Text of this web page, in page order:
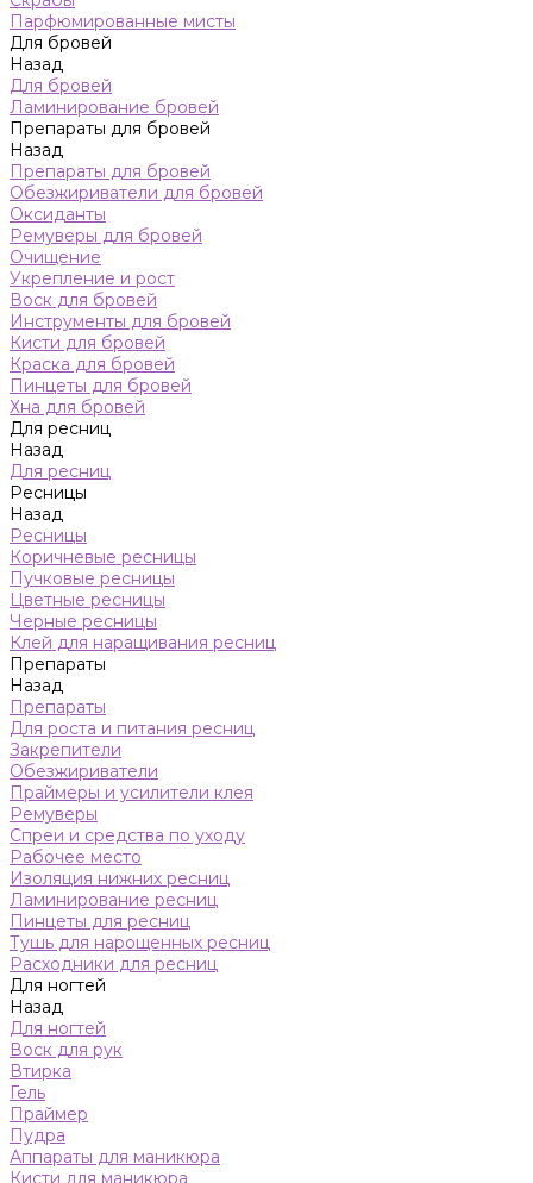
Парфюмированные мисты
Для бровей
Назад
Для бровей
Ламинирование бровей
Препараты для бровей
Назад
Препараты для бровей
Обезжириватели для бровей
Оксиданты
Ремуверы для бровей
Очищение
Укрепление и рост
Воск для бровей
Инструменты для бровей
Кисти для бровей
Краска для бровей
Пинцеты для бровей
Хна для бровей
Для ресниц
Назад
Для ресниц
Ресницы
Назад
Ресницы
Коричневые ресницы
Пучковые ресницы
Цветные ресницы
Черные ресницы
Клей для наращивания ресниц
Препараты
Назад
Препараты
Для роста и питания ресниц
Закрепители
Обезжириватели
Праймеры и усилители клея
Ремуверы
Спреи и средства по уходу
Рабочее место
Изоляция нижних ресниц
Ламинирование ресниц
Пинцеты для ресниц
Тушь для нарощенных ресниц
Расходники для ресниц
Для ногтей
Назад
Для ногтей
Воск для рук
Втирка
Гель
Праймер
Пудра
Аппараты для маникюра
Кисти для маникюра